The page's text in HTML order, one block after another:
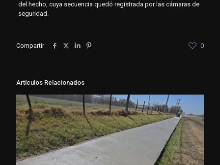
del hecho, cuya secuencia quedó registrada por las cámaras de
seguridad.
Compartir 0
Artículos Relacionados